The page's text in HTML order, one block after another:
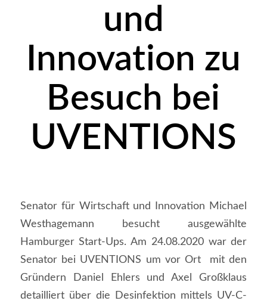
und
Innovation zu
Besuch bei
UVENTIONS
Senator für Wirtschaft und Innovation Michael
Westhagemann besucht ausgewählte
Hamburger Start-Ups. Am 24.08.2020 war der
Senator bei UVENTIONS um vor Ort mit den
Gründern Daniel Ehlers und Axel Großklaus
detailliert über die Desinfektion mittels UV-C-